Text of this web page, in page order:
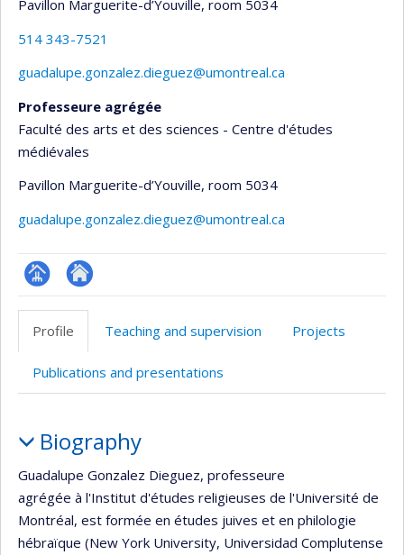
Pavillon Marguerite-d’Youville, room 5034
514 343-7521
guadalupe.gonzalez.dieguez@umontreal.ca
Professeure agrégée
Faculté des arts et des sciences - Centre d'études
médiévales
Pavillon Marguerite-d’Youville, room 5034
guadalupe.gonzalez.dieguez@umontreal.ca
Page
(faculté,département,école)
Autre
Profile Teaching and supervision Projects
Publications and presentations
Biography
Guadalupe Gonzalez Dieguez, professeure
agrégée à l'Institut d'études religieuses de l'Université de
Montréal, est formée en études juives et en philologie
hébraïque (New York University, Universidad Complutense